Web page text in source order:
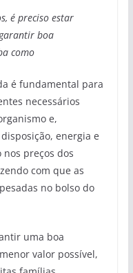
é preciso estar
boa
como
é fundamental para
necessários
e,
energia e
preços dos
com que as
no bolso do
uma boa
valor possível,